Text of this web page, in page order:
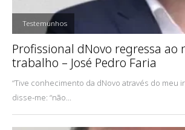
,Testemunhos
Profissional dNovo regressa ao
trabalho – José Pedro Faria
“Tive conhecimento da dNovo através do meu
disse-me: “não...